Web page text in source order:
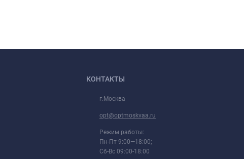
КОНТАКТЫ
г.Москва
opt@optmoskvaa.ru
Режим работы:
Пн-Пт 9:00—18:00;
Сб-Вс 09:00-18:00